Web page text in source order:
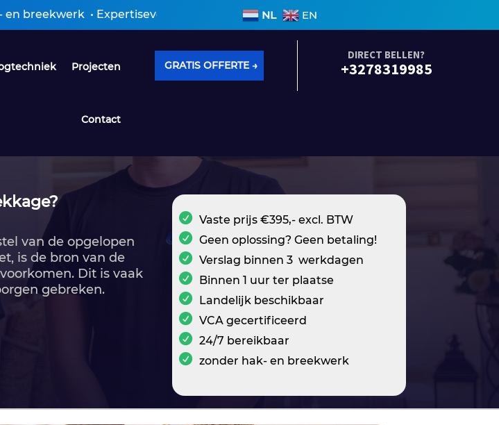
• Expertiseverslag ontvangen binnen 3 werkdagen • Geen voorrijkosten • Alle
NL EN
Projecten
Contact
GRATIS OFFERTE →
DIRECT BELLEN?
+3278319985
van de opgelopen
is de bron van de
Dit is vaak
gebreken.​
Vaste prijs €395,- excl. BTW
Geen oplossing? Geen betaling!
Verslag binnen 3 werkdagen
Binnen 1 uur ter plaatse
Landelijk beschikbaar
VCA gecertificeerd
24/7 bereikbaar
zonder hak- en breekwerk